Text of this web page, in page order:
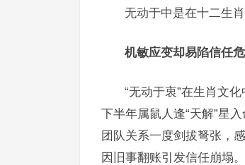
无动于中是在十二生
机敏应变却易陷信任
“无动于衷”在生肖文
下半年属鼠人逢“天解”星
团队关系一度剑拔弩张，感
因旧事翻账引发信任崩塌。